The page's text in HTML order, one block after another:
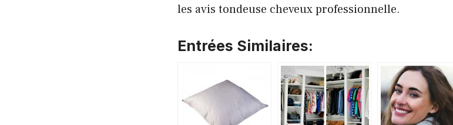
les avis tondeuse cheveux professionnelle.
Entrées Similaires: